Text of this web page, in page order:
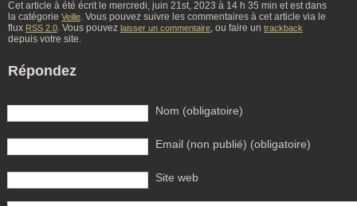
Cet article à été écrit le mercredi, juin 21st, 2023 à 14 h 35 min et est dans
la catégorie Veille. Vous pouvez suivre les commentaires à cet article via le
flux RSS 2.0. Vous pouvez laisser un commentaire, ou faire un trackback
depuis votre site.
Répondez
Nom (obligatoire)
Email (non publié) (obligatoire)
Site web